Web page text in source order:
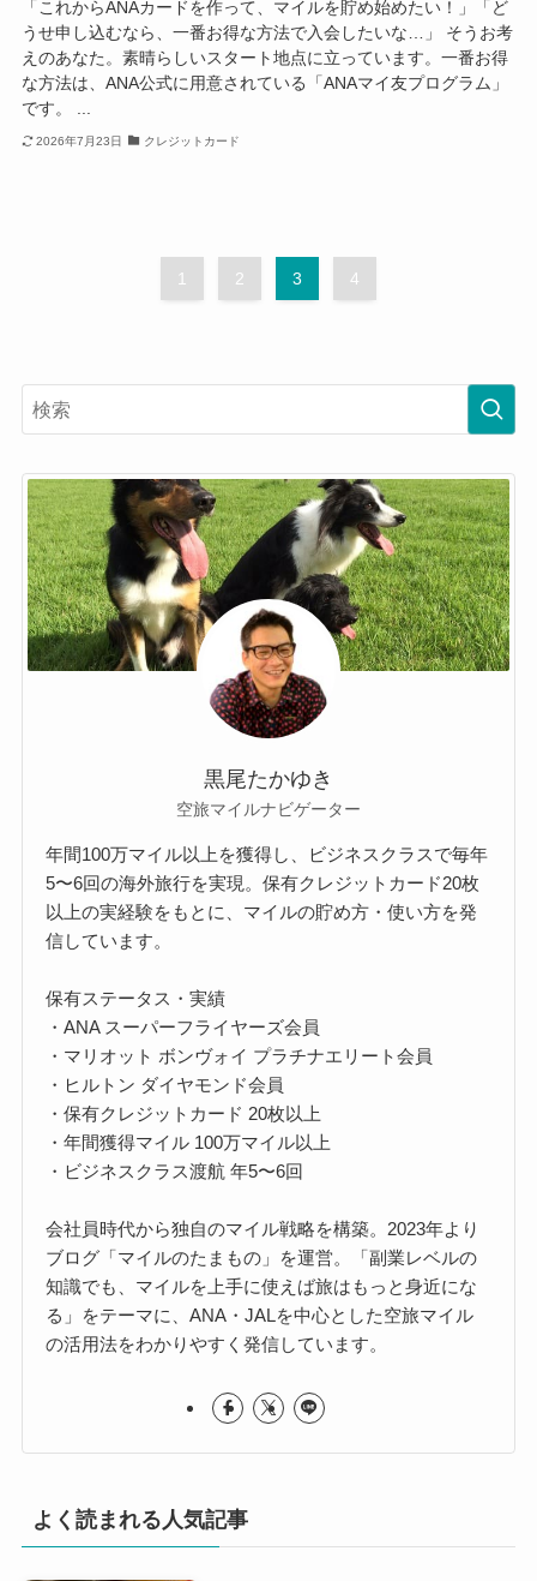
「これからANAカードを作って、マイルを貯め始めたい！」「ど
うせ申し込むなら、一番お得な方法で入会したいな…」 そうお考
えのあなた。素晴らしいスタート地点に立っています。一番お得
な方法は、ANA公式に用意されている「ANAマイ友プログラム」
です。 ...
2026年7月23日 クレジットカード
1 2 3 4
黒尾たかゆき
空旅マイルナビゲーター
年間100万マイル以上を獲得し、ビジネスクラスで毎年
5〜6回の海外旅行を実現。保有クレジットカード20枚
以上の実経験をもとに、マイルの貯め方・使い方を発
信しています。
保有ステータス・実績
・ANA スーパーフライヤーズ会員
・マリオット ボンヴォイ プラチナエリート会員
・ヒルトン ダイヤモンド会員
・保有クレジットカード 20枚以上
・年間獲得マイル 100万マイル以上
・ビジネスクラス渡航 年5〜6回
会社員時代から独自のマイル戦略を構築。2023年より
ブログ「マイルのたまもの」を運営。「副業レベルの
知識でも、マイルを上手に使えば旅はもっと身近にな
る」をテーマに、ANA・JALを中心とした空旅マイル
の活用法をわかりやすく発信しています。
よく読まれる人気記事